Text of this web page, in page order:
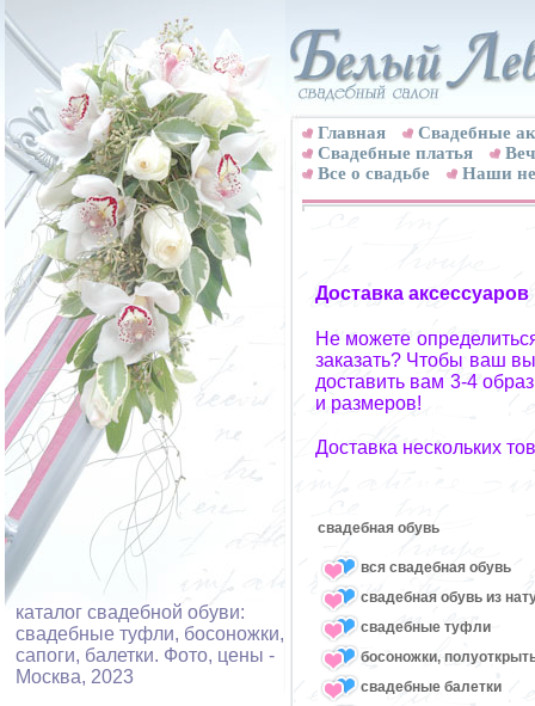
каталог свадебной обуви:
свадебные туфли, босоножки,
сапоги, балетки. Фото, цены -
Москва, 2023
Главная
Свадебные
Cвадебные платья
Все о свадьбе
Наши
Доставка
Не можете
заказать? Чтобы ваш
доставить вам 3-4
и размеров!
Доставка нескольких
свадебная обувь
вся свадебная обувь
cвадебная обувь из
cвадебные туфли
босоножки,
cвадебные балетки